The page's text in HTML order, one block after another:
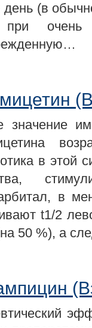
день (в
очень
значение
в этой
в
t1/2
50 %), а